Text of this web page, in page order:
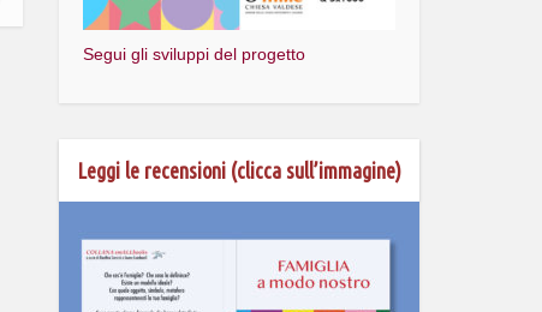
Segui gli sviluppi del progetto
Leggi le recensioni (clicca sull’immagine)